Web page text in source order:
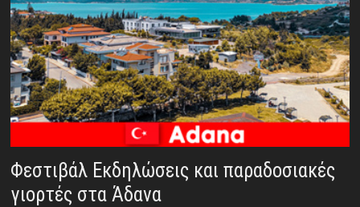
Φεστιβάλ Εκδηλώσεις και παραδοσιακές
γιορτές στα Άδανα